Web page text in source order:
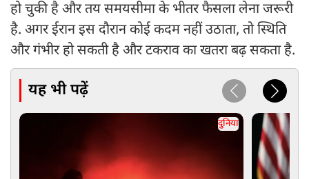
हो चुकी है और तय समयसीमा के भीतर फैसला लेना जरूरी
है. अगर ईरान इस दौरान कोई कदम नहीं उठाता, तो स्थिति
और गंभीर हो सकती है और टकराव का खतरा बढ़ सकता है.
यह भी पढ़ें
दुनिया